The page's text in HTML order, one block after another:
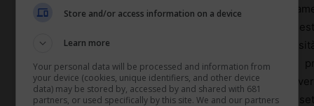
La maggioranza dei contagi e dei decessi
servizi, con i restanti casi distribuiti nelle altre
(amministrazioni centrali dello Stato, scuole e
circa 2.800, in particolare, le infezioni di origine
ricercatori di scuole di ogni ordine e grado e di
gestione dei dipendenti del Conto dello Stato sia al
Store and/or access information on a device
Learn more
Your personal data will be processed and information from
your device (cookies, unique identifiers, and other device
data) may be stored by, accessed by and shared with 681
partners, or used specifically by this site. We and our partners